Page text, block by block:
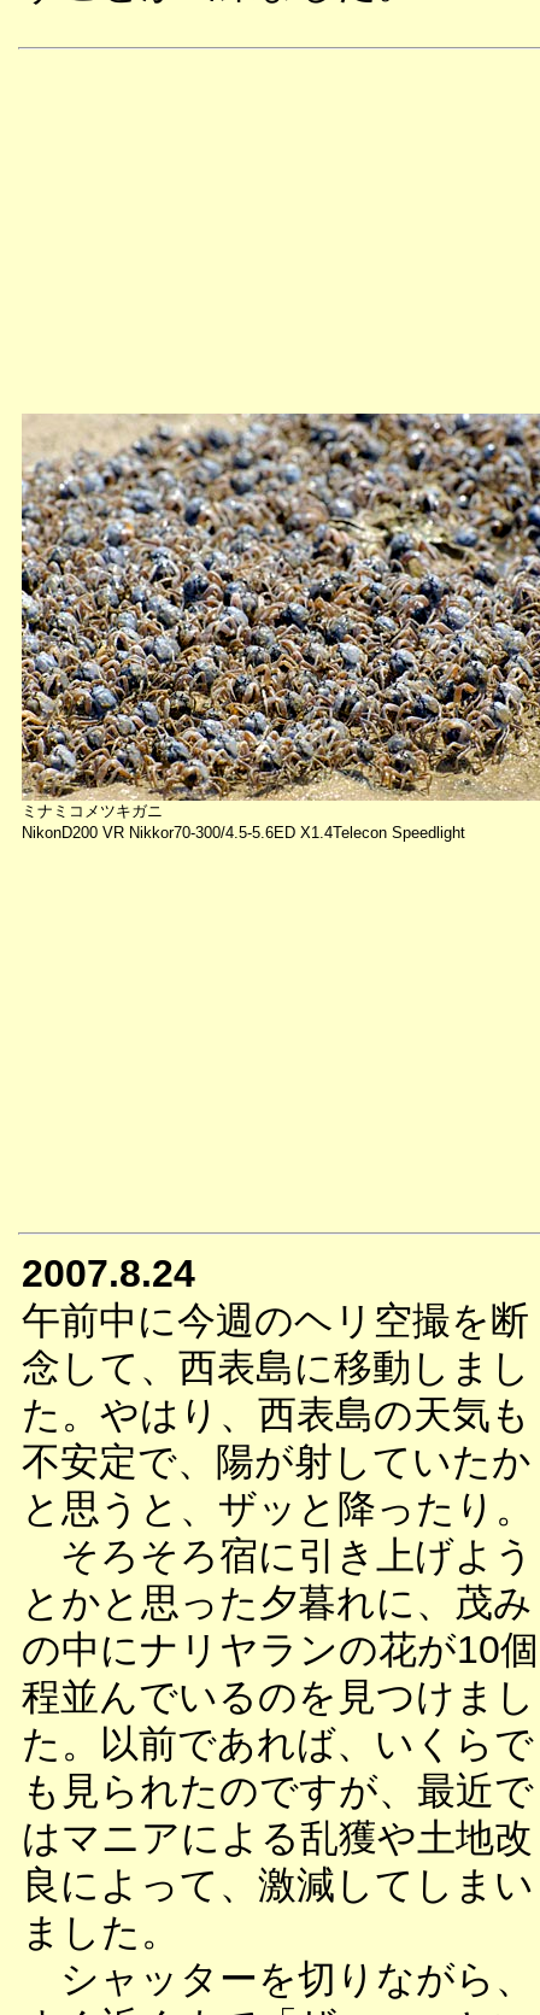
ミナミコメツキガニ
NikonD200 VR Nikkor70-300/4.5-5.6ED X1.4Telecon Speedlight
2007.8.24
午前中に今週のヘリ空撮を断
念して、西表島に移動しまし
た。やはり、西表島の天気も
不安定で、陽が射していたか
と思うと、ザッと降ったり。
そろそろ宿に引き上げよう
とかと思った夕暮れに、茂み
の中にナリヤランの花が10個
程並んでいるのを見つけまし
た。以前であれば、いくらで
も見られたのですが、最近で
はマニアによる乱獲や土地改
良によって、激減してしまい
ました。
シャッターを切りながら、